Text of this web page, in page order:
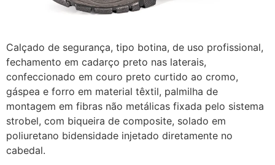
Calçado de segurança, tipo botina, de uso profissional,
fechamento em cadarço preto nas laterais,
confeccionado em couro preto curtido ao cromo,
gáspea e forro em material têxtil, palmilha de
montagem em fibras não metálicas fixada pelo sistema
strobel, com biqueira de composite, solado em
poliuretano bidensidade injetado diretamente no
cabedal.